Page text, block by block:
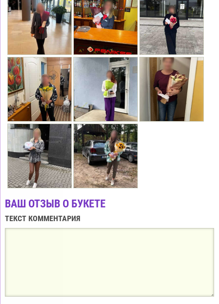
ВАШ ОТЗЫВ О БУКЕТЕ
ТЕКСТ КОММЕНТАРИЯ